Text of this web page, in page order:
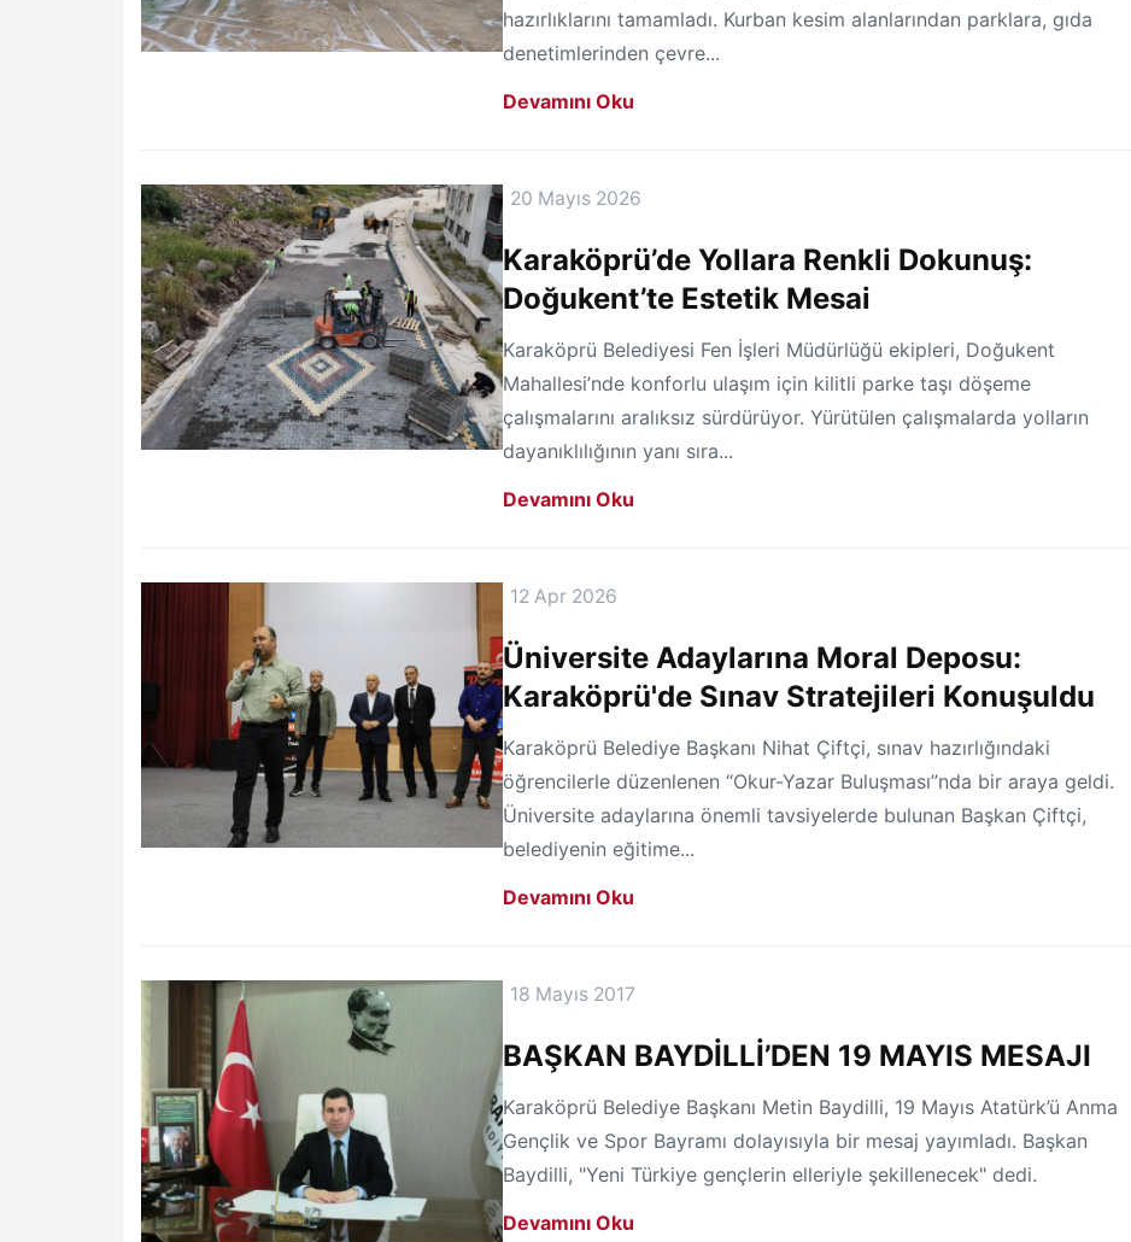
hazırlıklarını tamamladı. Kurban kesim alanlarından parklara, gıda
denetimlerinden çevre...
Devamını Oku
20 Mayıs 2026
Karaköprü’de Yollara Renkli Dokunuş:
Doğukent’te Estetik Mesai
Karaköprü Belediyesi Fen İşleri Müdürlüğü ekipleri, Doğukent
Mahallesi’nde konforlu ulaşım için kilitli parke taşı döşeme
çalışmalarını aralıksız sürdürüyor. Yürütülen çalışmalarda yolların
dayanıklılığının yanı sıra...
Devamını Oku
12 Apr 2026
Üniversite Adaylarına Moral Deposu:
Karaköprü'de Sınav Stratejileri Konuşuldu
Karaköprü Belediye Başkanı Nihat Çiftçi, sınav hazırlığındaki
öğrencilerle düzenlenen “Okur-Yazar Buluşması”nda bir araya geldi.
Üniversite adaylarına önemli tavsiyelerde bulunan Başkan Çiftçi,
belediyenin eğitime...
Devamını Oku
18 Mayıs 2017
BAŞKAN BAYDİLLİ’DEN 19 MAYIS MESAJI
Karaköprü Belediye Başkanı Metin Baydilli, 19 Mayıs Atatürk’ü Anma
Gençlik ve Spor Bayramı dolayısıyla bir mesaj yayımladı. Başkan
Baydilli, "Yeni Türkiye gençlerin elleriyle şekillenecek" dedi.
Devamını Oku